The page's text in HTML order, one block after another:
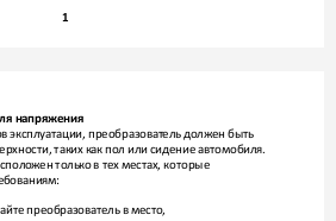
1
напряжения
эксплуатации, преобразователь должен быть
таких как пол или сидение автомобиля.
жен только в тех местах, которые
преобразователь в место,